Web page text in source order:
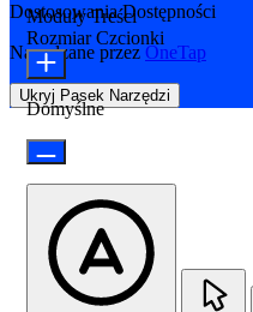
Dostosowania Dostępności
Napędzane przez OneTap
Ukryj Pasek Narzędzi
Moduły Treści
Rozmiar Czcionki
Domyślne